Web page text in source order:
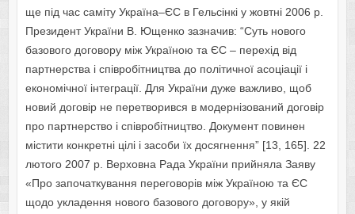
ще під час саміту Україна–ЄС в Гельсінкі у жовтні 2006 р.
Президент України В. Ющенко зазначив: “Суть нового
базового договору між Україною та ЄС – перехід від
партнерства і співробітництва до політичної асоціації і
економічної інтеграції. Для України дуже важливо, щоб
новий договір не перетворився в модернізований договір
про партнерство і співробітництво. Документ повинен
містити конкретні цілі і засоби їх досягнення” [13, 165]. 22
лютого 2007 р. Верховна Рада України прийняла Заяву
«Про започаткування переговорів між Україною та ЄС
щодо укладення нового базового договору», у якій